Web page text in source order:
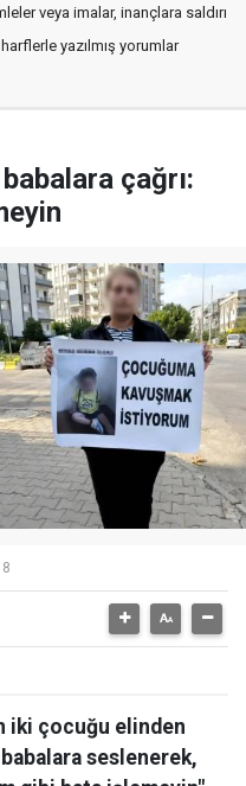
veya imalar, inançlara saldırı
yazılmış yorumlar
çağrı:
iki çocuğu elinden
babalara seslenerek,